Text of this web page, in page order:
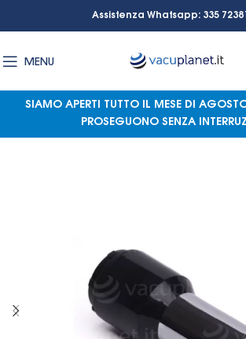
Assistenza Whatsapp: 335
MENU
SIAMO APERTI TUTTO IL MESE DI
PROSEGUONO SENZA